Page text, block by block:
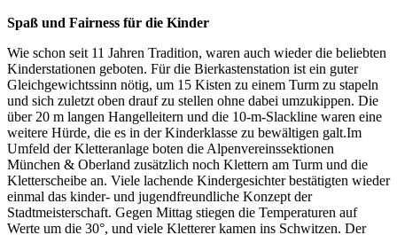
Spaß und Fairness für die Kinder
Wie schon seit 11 Jahren Tradition, waren auch wieder die beliebten
Kinderstationen geboten. Für die Bierkastenstation ist ein guter
Gleichgewichtssinn nötig, um 15 Kisten zu einem Turm zu stapeln
und sich zuletzt oben drauf zu stellen ohne dabei umzukippen. Die
über 20 m langen Hangelleitern und die 10-m-Slackline waren eine
weitere Hürde, die es in der Kinderklasse zu bewältigen galt.Im
Umfeld der Kletteranlage boten die Alpenvereinssektionen
München & Oberland zusätzlich noch Klettern am Turm und die
Kletterscheibe an. Viele lachende Kindergesichter bestätigten wieder
einmal das kinder- und jugendfreundliche Konzept der
Stadtmeisterschaft. Gegen Mittag stiegen die Temperaturen auf
Werte um die 30°, und viele Kletterer kamen ins Schwitzen. Der